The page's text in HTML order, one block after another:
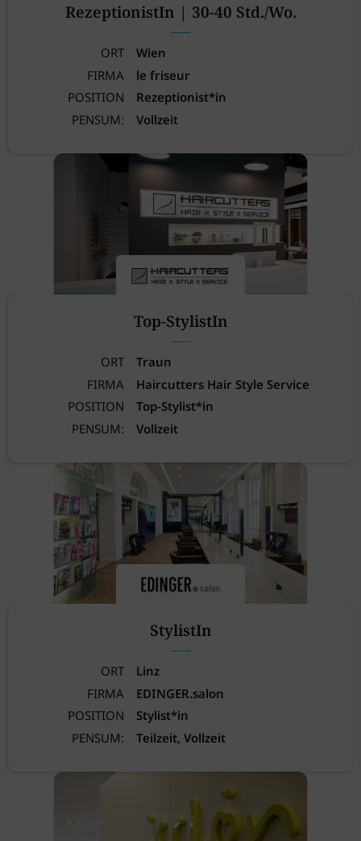
RezeptionistIn | 30-40 Std./Wo.
ORT
Wien
FIRMA
le friseur
POSITION
Rezeptionist*in
PENSUM:
Vollzeit
Top-StylistIn
ORT
Traun
FIRMA
Haircutters Hair Style Service
POSITION
Top-Stylist*in
PENSUM:
Vollzeit
StylistIn
ORT
Linz
FIRMA
EDINGER.salon
POSITION
Stylist*in
PENSUM:
Teilzeit, Vollzeit